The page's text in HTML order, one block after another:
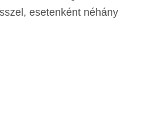
esetenként néhány